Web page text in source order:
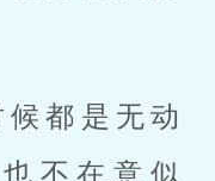
都是无动
不在意似